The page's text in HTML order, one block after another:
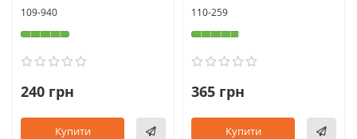
109-940
240 грн
Купити
110-259
365 грн
Купити